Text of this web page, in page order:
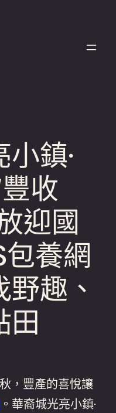
鎮·
收
迎國
養網
趣、
田
，豐產的喜悅讓
。華裔城光亮小鎮·